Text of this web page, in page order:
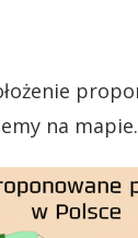
na mapie.